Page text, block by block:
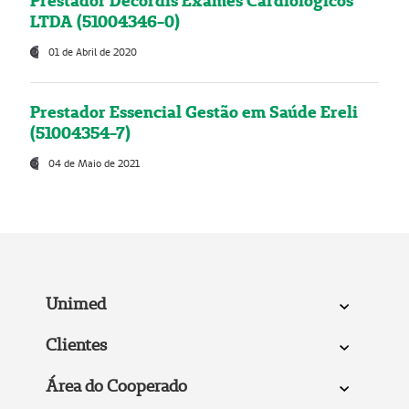
LTDA (51004346-0)
01 de Abril de 2020
Prestador Essencial Gestão em Saúde Ereli
(51004354-7)
04 de Maio de 2021
Unimed
Clientes
Área do Cooperado